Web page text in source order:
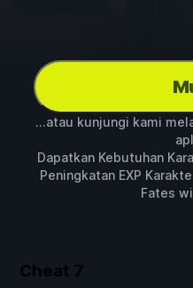
...atau kunjungi kami
Dapatkan Kebutuhan
Peningkatan EXP
Fates
Cheat 7